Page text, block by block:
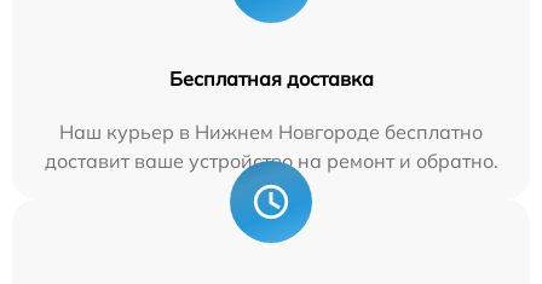
Бесплатная доставка
Наш курьер в Нижнем Новгороде бесплатно
доставит ваше устройство на ремонт и обратно.